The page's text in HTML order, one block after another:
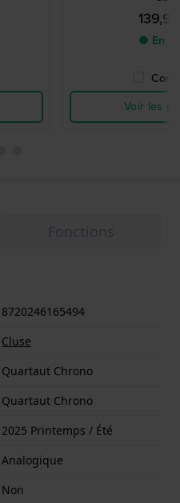
● En
Voir les
8720246165494
Cluse
Quartaut Chrono
Quartaut Chrono
2025 Printemps / Été
Analogique
Non